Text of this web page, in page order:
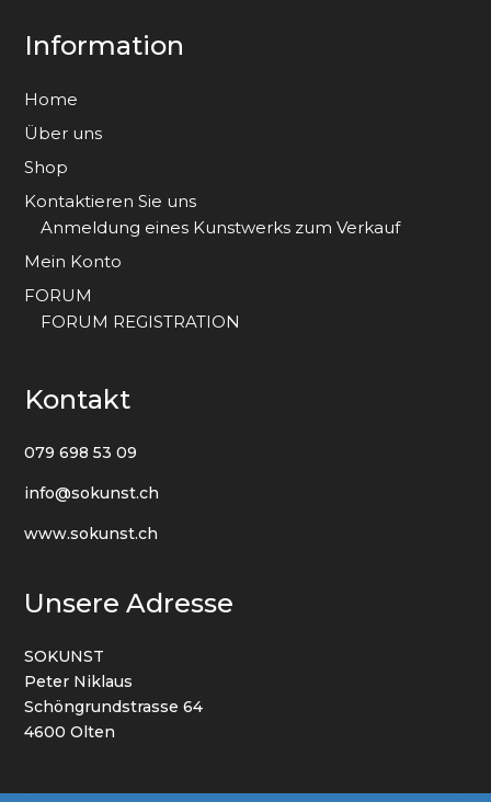
Information
Home
Über uns
Shop
Kontaktieren Sie uns
Anmeldung eines Kunstwerks zum Verkauf
Mein Konto
FORUM
FORUM REGISTRATION
Kontakt
079 698 53 09
info@sokunst.ch
www.sokunst.ch
Unsere Adresse
SOKUNST
Peter Niklaus
Schöngrundstrasse 64
4600 Olten